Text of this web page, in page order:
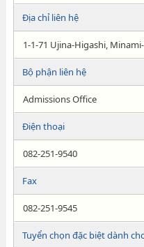
Địa chỉ liên hệ
1-1-71 Ujina-Higashi,
Bộ phận liên hệ
Admissions Office
Điện thoại
082-251-9540
Fax
082-251-9545
Tuyển chọn đặc biệt dành